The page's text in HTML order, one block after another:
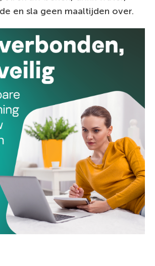
en sla geen maaltijden over.